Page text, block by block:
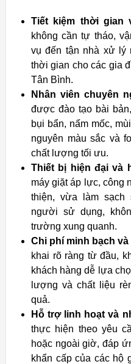
Tiết kiệm thời gian
không cần tự tháo,
vụ đến tận nhà xử lý
thời gian cho các gia
Tân Bình.
Nhân viên chuyên
được đào tạo bài
bụi bẩn, nấm mốc,
nguyên màu sắc và
chất lượng tối ưu.
Thiết bị hiện đại và
máy giặt áp lực, công
thiện, vừa làm
người sử dụng,
trường xung quanh.
Chi phí minh bạch
khai rõ ràng từ đầu,
khách hàng dễ lựa
lượng và chất liệu
quả.
Hỗ trợ linh hoạt và
thực hiện theo yêu
hoặc ngoài giờ, đáp
khẩn cấp của các hộ